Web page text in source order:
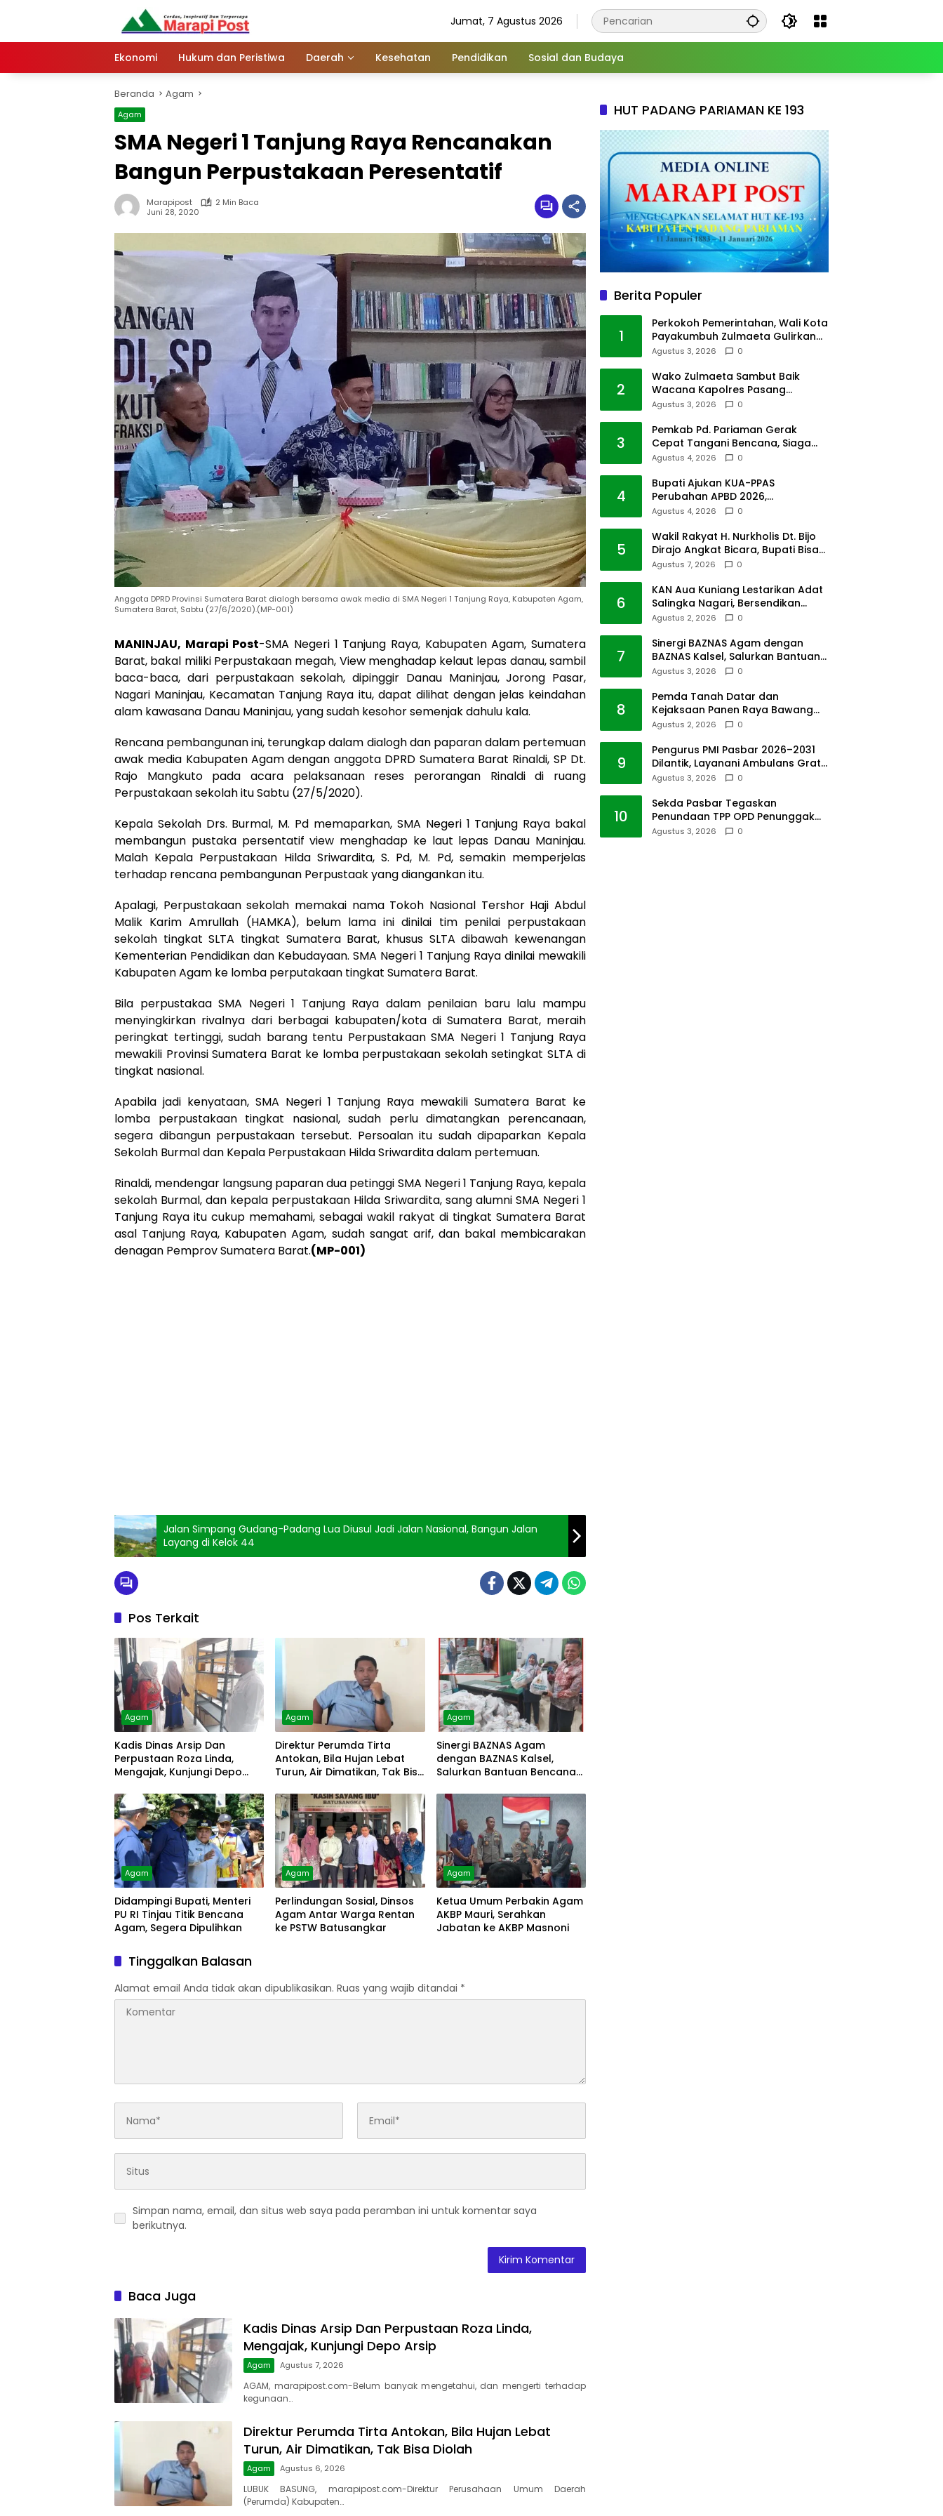
Jumat, 7 Agustus 2026
Ekonomi Hukum dan Peristiwa Daerah Kesehatan Pendidikan Sosial dan Budaya
Beranda Agam
Agam
SMA Negeri 1 Tanjung Raya Rencanakan
Bangun Perpustakaan Peresentatif
Marapipost
2 Min Baca
Juni 28, 2020
Anggota DPRD Provinsi Sumatera Barat dialogh bersama awak media di SMA Negeri 1 Tanjung Raya, Kabupaten Agam,
Sumatera Barat, Sabtu (27/6/2020).(MP-001)
MANINJAU, Marapi Post-SMA Negeri 1 Tanjung Raya, Kabupaten Agam, Sumatera
Barat, bakal miliki Perpustakaan megah, View menghadap kelaut lepas danau, sambil
baca-baca, dari perpustakaan sekolah, dipinggir Danau Maninjau, Jorong Pasar,
Nagari Maninjau, Kecamatan Tanjung Raya itu, dapat dilihat dengan jelas keindahan
alam kawasana Danau Maninjau, yang sudah kesohor semenjak dahulu kala.
Rencana pembangunan ini, terungkap dalam dialogh dan paparan dalam pertemuan
awak media Kabupaten Agam dengan anggota DPRD Sumatera Barat Rinaldi, SP Dt.
Rajo Mangkuto pada acara pelaksanaan reses perorangan Rinaldi di ruang
Perpustakaan sekolah itu Sabtu (27/5/2020).
Kepala Sekolah Drs. Burmal, M. Pd memaparkan, SMA Negeri 1 Tanjung Raya bakal
membangun pustaka persentatif view menghadap ke laut lepas Danau Maninjau.
Malah Kepala Perpustakaan Hilda Sriwardita, S. Pd, M. Pd, semakin memperjelas
terhadap rencana pembangunan Perpustaak yang diangankan itu.
Apalagi, Perpustakaan sekolah memakai nama Tokoh Nasional Tershor Haji Abdul
Malik Karim Amrullah (HAMKA), belum lama ini dinilai tim penilai perpustakaan
sekolah tingkat SLTA tingkat Sumatera Barat, khusus SLTA dibawah kewenangan
Kementerian Pendidikan dan Kebudayaan. SMA Negeri 1 Tanjung Raya dinilai mewakili
Kabupaten Agam ke lomba perputakaan tingkat Sumatera Barat.
Bila perpustakaa SMA Negeri 1 Tanjung Raya dalam penilaian baru lalu mampu
menyingkirkan rivalnya dari berbagai kabupaten/kota di Sumatera Barat, meraih
peringkat tertinggi, sudah barang tentu Perpustakaan SMA Negeri 1 Tanjung Raya
mewakili Provinsi Sumatera Barat ke lomba perpustakaan sekolah setingkat SLTA di
tingkat nasional.
Apabila jadi kenyataan, SMA Negeri 1 Tanjung Raya mewakili Sumatera Barat ke
lomba perpustakaan tingkat nasional, sudah perlu dimatangkan perencanaan,
segera dibangun perpustakaan tersebut. Persoalan itu sudah dipaparkan Kepala
Sekolah Burmal dan Kepala Perpustakaan Hilda Sriwardita dalam pertemuan.
Rinaldi, mendengar langsung paparan dua petinggi SMA Negeri 1 Tanjung Raya, kepala
sekolah Burmal, dan kepala perpustakaan Hilda Sriwardita, sang alumni SMA Negeri 1
Tanjung Raya itu cukup memahami, sebagai wakil rakyat di tingkat Sumatera Barat
asal Tanjung Raya, Kabupaten Agam, sudah sangat arif, dan bakal membicarakan
denagan Pemprov Sumatera Barat.(MP-001)
Jalan Simpang Gudang-Padang Lua Diusul Jadi Jalan Nasional, Bangun Jalan
Layang di Kelok 44
Pos Terkait
Agam
Kadis Dinas Arsip Dan
Perpustaan Roza Linda,
Mengajak, Kunjungi Depo
Agam
Direktur Perumda Tirta
Antokan, Bila Hujan Lebat
Turun, Air Dimatikan, Tak Bisa
Agam
Sinergi BAZNAS Agam
dengan BAZNAS Kalsel,
Salurkan Bantuan Bencana
Agam
Didampingi Bupati, Menteri
PU RI Tinjau Titik Bencana
Agam, Segera Dipulihkan
Agam
Perlindungan Sosial, Dinsos
Agam Antar Warga Rentan
ke PSTW Batusangkar
Agam
Ketua Umum Perbakin Agam
AKBP Mauri, Serahkan
Jabatan ke AKBP Masnoni
Tinggalkan Balasan
Alamat email Anda tidak akan dipublikasikan. Ruas yang wajib ditandai *
Simpan nama, email, dan situs web saya pada peramban ini untuk komentar saya
berikutnya.
Baca Juga
Kadis Dinas Arsip Dan Perpustaan Roza Linda,
Mengajak, Kunjungi Depo Arsip
Agam Agustus 7, 2026
AGAM, marapipost.com-Belum banyak mengetahui, dan mengerti terhadap
kegunaan…
Direktur Perumda Tirta Antokan, Bila Hujan Lebat
Turun, Air Dimatikan, Tak Bisa Diolah
Agam Agustus 6, 2026
LUBUK BASUNG, marapipost.com-Direktur Perusahaan Umum Daerah
(Perumda) Kabupaten…
HUT PADANG PARIAMAN KE 193
Berita Populer
1
Perkokoh Pemerintahan, Wali Kota
Payakumbuh Zulmaeta Gulirkan
Jabatan
Agustus 3, 2026 0
2
Wako Zulmaeta Sambut Baik
Wacana Kapolres Pasang
Kamera Pantau Lalin
Agustus 3, 2026 0
3
Pemkab Pd. Pariaman Gerak
Cepat Tangani Bencana, Siaga
Cuaca Ekstrem
Agustus 4, 2026 0
4
Bupati Ajukan KUA-PPAS
Perubahan APBD 2026,
Pendapatan Pasbar Naik 15
Agustus 4, 2026 0
5
Wakil Rakyat H. Nurkholis Dt. Bijo
Dirajo Angkat Bicara, Bupati Bisa
Digugat
Agustus 7, 2026 0
6
KAN Aua Kuniang Lestarikan Adat
Salingka Nagari, Bersendikan
Kitabullah
Agustus 2, 2026 0
7
Sinergi BAZNAS Agam dengan
BAZNAS Kalsel, Salurkan Bantuan
Bencana Alam
Agustus 3, 2026 0
8
Pemda Tanah Datar dan
Kejaksaan Panen Raya Bawang
Merah di Sawah Tangah
Agustus 2, 2026 0
9
Pengurus PMI Pasbar 2026–2031
Dilantik, Layanani Ambulans Gratis
ke Padang
Agustus 3, 2026 0
10
Sekda Pasbar Tegaskan
Penundaan TPP OPD Penunggak
Pajak Kendaraan Dinas
Agustus 3, 2026 0